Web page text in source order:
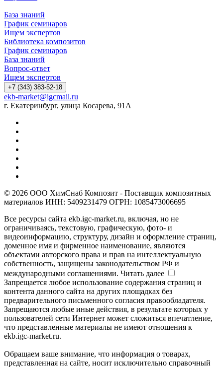
База знаний
График семинаров
Ищем экспертов
Библиотека композитов
График семинаров
База знаний
Вопрос-ответ
Ищем экспертов
+7 (343) 383-52-18
ekb-market@igcmail.ru
г. Екатеринбург, улица Косарева, 91А
© 2026 ООО ХимСнаб Композит - Поставщик композитных
материалов ИНН: 5409231479 ОГРН: 1085473006695
Все ресурсы сайта ekb.igc-market.ru, включая, но не
ограничиваясь, текстовую, графическую, фото- и
видеоинформацию, структуру, дизайн и оформление страниц,
доменное имя и фирменное наименование, являются
объектами авторского права и прав на интеллектуальную
собственность, защищены законодательством РФ и
международными соглашениями. Читать далее
Запрещается любое использование содержания страниц и
контента данного сайта на других площадках без
предварительного письменного согласия правообладателя.
Запрещаются любые иные действия, в результате которых у
пользователей сети Интернет может сложиться впечатление,
что представленные материалы не имеют отношения к
ekb.igc-market.ru.
Обращаем ваше внимание, что информация о товарах,
представленная на сайте, носит исключительно справочный